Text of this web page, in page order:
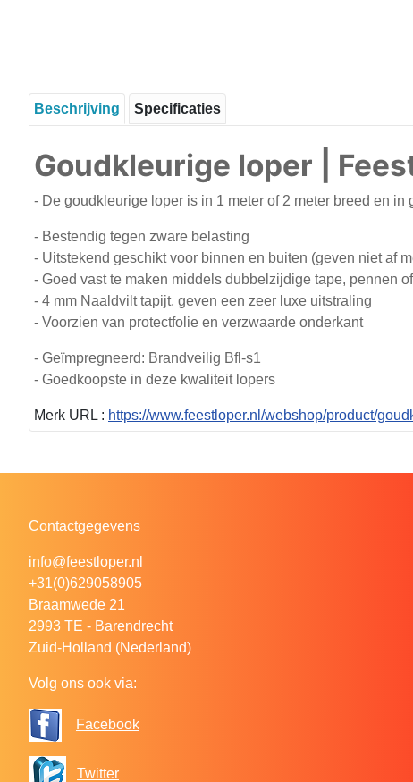
Beschrijving Specificaties
Goudkleurige loper |
- De goudkleurige loper is in 1 meter of 2 meter breed en in
- Bestendig tegen zware belasting
- Uitstekend geschikt voor binnen en buiten (geven niet af
- Goed vast te maken middels dubbelzijdige tape, pennen
- 4 mm Naaldvilt tapijt, geven een zeer luxe uitstraling
- Voorzien van protectfolie en verzwaarde onderkant
- Geïmpregneerd: Brandveilig Bfl-s1
- Goedkoopste in deze kwaliteit lopers
Merk URL : https://www.feestloper.nl/webshop/product/
Contactgegevens
info@feestloper.nl
+31(0)629058905
Braamwede 21
2993 TE - Barendrecht
Zuid-Holland (Nederland)
Volg ons ook via:
Facebook
Twitter